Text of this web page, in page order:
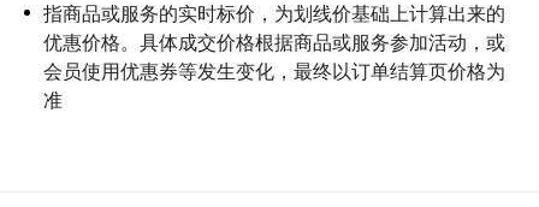
指商品或服务的实时标价，为划线价基础上计算出来的
优惠价格。具体成交价格根据商品或服务参加活动，或
会员使用优惠券等发生变化，最终以订单结算页价格为
准